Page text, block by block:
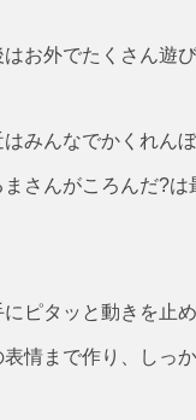
はお外でたくさん遊
はみんなでかくれん
まさんがころんだ?は
にピタッと動きを止
表情まで作り、しっ